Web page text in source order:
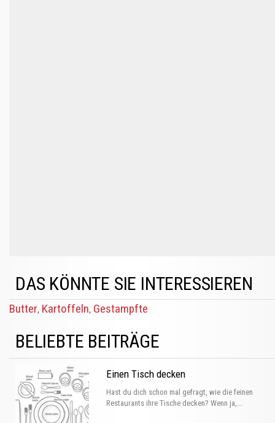
DAS KÖNNTE SIE INTERESSIEREN
Butter, Kartoffeln, Gestampfte
BELIEBTE BEITRÄGE
Einen Tisch decken
Hast du dich schon mal gefragt, wie die feinen
Restaurants ihre Tische decken? Wenn ja,...